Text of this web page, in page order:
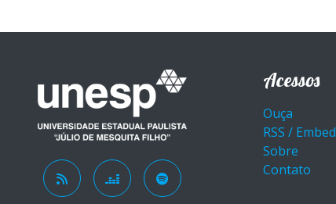
Acessos
Ouça
RSS / Embed
Sobre
Contato